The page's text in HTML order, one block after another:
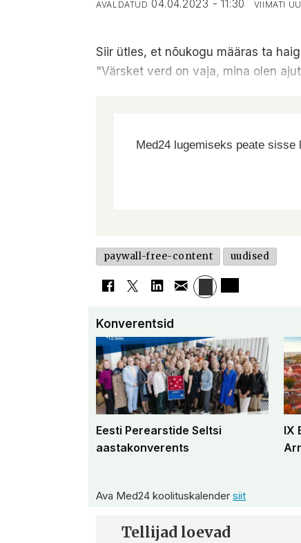
AVALDATUD 04.04.2023 - 11:30 VIIMATI
Siir ütles, et nõukogu määras ta
"Värsket verd on vaja, mina olen
Med24 lugemiseks peate
paywall-free-content uudised
Konverentsid
Eesti Perearstide Seltsi
aastakonverents
IX
Ava Med24 koolituskalendersiit
Tellijad loevad